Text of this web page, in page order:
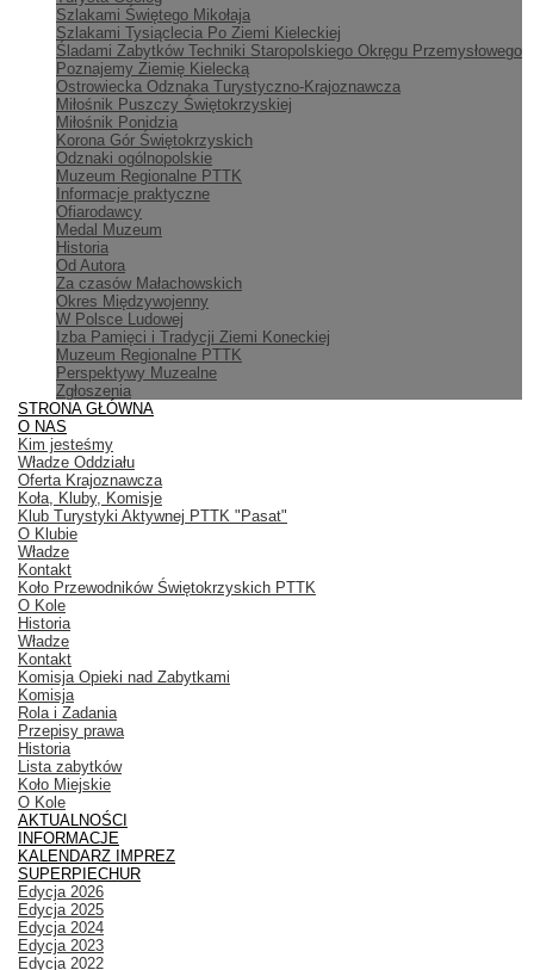
Szlakami Świętego Mikołaja
Szlakami Tysiąclecia Po Ziemi Kieleckiej
Śladami Zabytków Techniki Staropolskiego Okręgu Przemysłowego
Poznajemy Ziemię Kielecką
Ostrowiecka Odznaka Turystyczno-Krajoznawcza
Miłośnik Puszczy Świętokrzyskiej
Miłośnik Ponidzia
Korona Gór Świętokrzyskich
Odznaki ogólnopolskie
Muzeum Regionalne PTTK
Informacje praktyczne
Ofiarodawcy
Medal Muzeum
Historia
Od Autora
Za czasów Małachowskich
Okres Międzywojenny
W Polsce Ludowej
Izba Pamięci i Tradycji Ziemi Koneckiej
Muzeum Regionalne PTTK
Perspektywy Muzealne
Zgłoszenia
STRONA GŁÓWNA
O NAS
Kim jesteśmy
Władze Oddziału
Oferta Krajoznawcza
Koła, Kluby, Komisje
Klub Turystyki Aktywnej PTTK "Pasat"
O Klubie
Władze
Kontakt
Koło Przewodników Świętokrzyskich PTTK
O Kole
Historia
Władze
Kontakt
Komisja Opieki nad Zabytkami
Komisja
Rola i Zadania
Przepisy prawa
Historia
Lista zabytków
Koło Miejskie
O Kole
AKTUALNOŚCI
INFORMACJE
KALENDARZ IMPREZ
SUPERPIECHUR
Edycja 2026
Edycja 2025
Edycja 2024
Edycja 2023
Edycja 2022